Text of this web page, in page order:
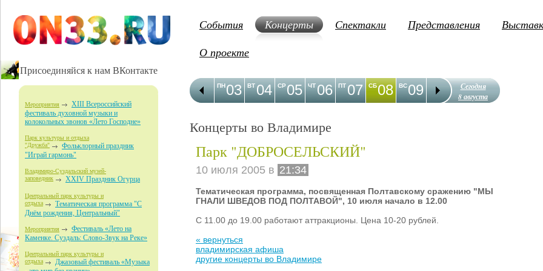
Присоединяйся к нам ВКонтакте
Мероприятия
XIII Всероссийский
фестиваль духовной музыки и
колокольных звонов «Лето Господне»
Парк культуры и отдыха
"Дружба"
Фольклорный праздник
"Играй гармонь"
Владимиро-Суздальский музей-
заповедник XXIV Праздник Огурца
Центральный парк культуры и
отдыха
Тематическая программа "С
Днём рождения, Центральный"
Мероприятия
Фестиваль «Лето на
Каменке. Суздаль: Слово-Звук на Реке»
Центральный парк культуры и
отдыха
Джазовый фестиваль «Музыка
События Концерты Спектакли Представления
О проекте
03
ПН 04
ВТ 05
СР 06
ЧТ 07
ПТ 08
СБ 09
ВС 10
ПН 11
ВТ 12
СР
Сегодня
8 августа
Концерты во Владимире
Парк "ДОБРОСЕЛЬСКИЙ"
10 июля 2005 в 21:34
Тематическая программа, посвященная Полтавскому сражению "МЫ
ГНАЛИ ШВЕДОВ ПОД ПОЛТАВОЙ", 10 июля начало в 12.00
С 11.00 до 19.00 работают аттракционы. Цена 10-20 рублей.
« вернуться
владимирская афиша
другие концерты во Владимире